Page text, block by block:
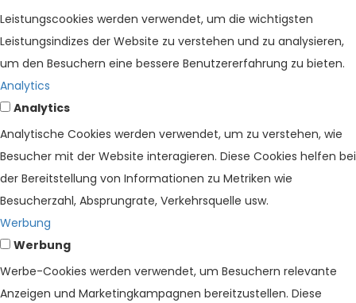
Leistungscookies werden verwendet, um die wichtigsten
Leistungsindizes der Website zu verstehen und zu analysieren,
um den Besuchern eine bessere Benutzererfahrung zu bieten.
Analytics
Analytics
Analytische Cookies werden verwendet, um zu verstehen, wie
Besucher mit der Website interagieren. Diese Cookies helfen bei
der Bereitstellung von Informationen zu Metriken wie
Besucherzahl, Absprungrate, Verkehrsquelle usw.
Werbung
Werbung
Werbe-Cookies werden verwendet, um Besuchern relevante
Anzeigen und Marketingkampagnen bereitzustellen. Diese